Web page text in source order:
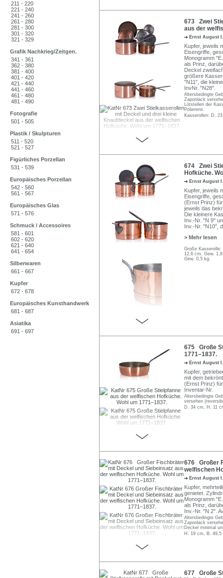
211 - 220
221 - 240
241 - 260
261 - 280
281 - 300
301 - 320
321 - 329
Grafik Nachkrieg/Zeitgen.
341 - 361
362 - 380
381 - 400
401 - 420
421 - 440
441 - 460
461 - 480
481 - 490
Fotografie
501 - 505
Plastik / Skulpturen
511 - 520
521 - 527
Figürliches Porzellan
531 - 539
Europäisches Porzellan
542 - 560
561 - 567
Europäisches Glas
571 - 576
Schmuck / Accessoires
581 - 601
602 - 620
621 - 640
641 - 654
Silberwaren
661 - 667
Kupfer
672 - 678
Europäisches Kunsthandwerk
681 - 687
Asiatika
691 - 697
673 Zwei
aus der
Ernst August
Kupfer, jeweils
Eisengriffe,
Monogramm
als Prinz,
Deckel
größere
"N11", die
InvNr. "N28".
Altersbedingte
Zaponlack
Lötstellen der
Polierens.
Kasserollen: D.
674 Zwei
Hofküche.
Ernst August
Kupfer, jeweils
Eisengriffe,
(Ernst Prinz)
jeweils das
Die kleinere
Inv.-Nr. "N 9"
Inv.-Nr. "N10",
> Mehr lesen
Große
12,6 cm, Gew.
Gew. 0,5 kg.
675 Große
1771–1837.
Ernst August
Kupfer,
mit dem
(Ernst Prinz)
Inventar-Nr.
Altersbedingte
versehen
D. 34 cm, H. 11
676 Großer
welfischen
Ernst August
Kupfer,
genietet.
Monogramm
als Prinz,
Inv.-Nr. "N 2".
Altersbedingte
Zaponlack
Deckel minimal
H. 19 cm, B.
677 Große